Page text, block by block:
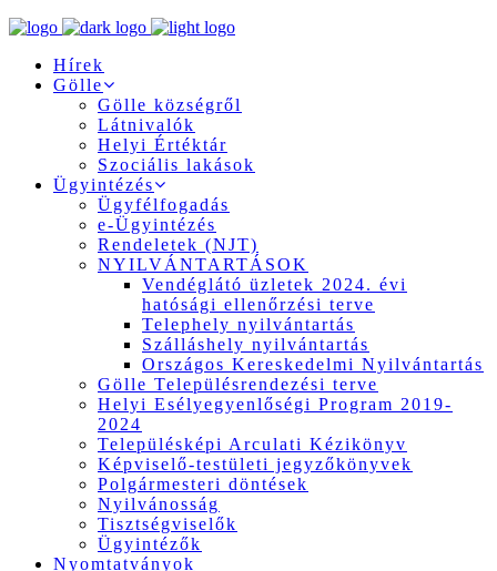
Hírek
Gölle
Gölle községről
Látnivalók
Helyi Értéktár
Szociális lakások
Ügyintézés
Ügyfélfogadás
e-Ügyintézés
Rendeletek (NJT)
NYILVÁNTARTÁSOK
Vendéglátó üzletek 2024. évi
hatósági ellenőrzési terve
Telephely nyilvántartás
Szálláshely nyilvántartás
Országos Kereskedelmi Nyilvántartás
Gölle Településrendezési terve
Helyi Esélyegyenlőségi Program 2019-
2024
Településképi Arculati Kézikönyv
Képviselő-testületi jegyzőkönyvek
Polgármesteri döntések
Nyilvánosság
Tisztségviselők
Ügyintézők
Nyomtatványok